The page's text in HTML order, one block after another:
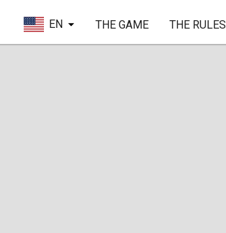
EN THE GAME THE RULES